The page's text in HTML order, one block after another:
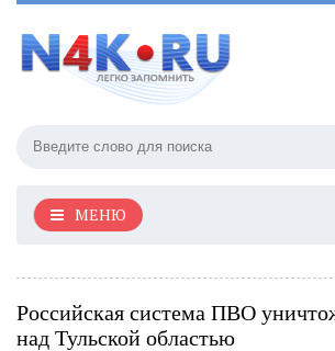
МЕНЮ
Российская система ПВО
над Тульской областью